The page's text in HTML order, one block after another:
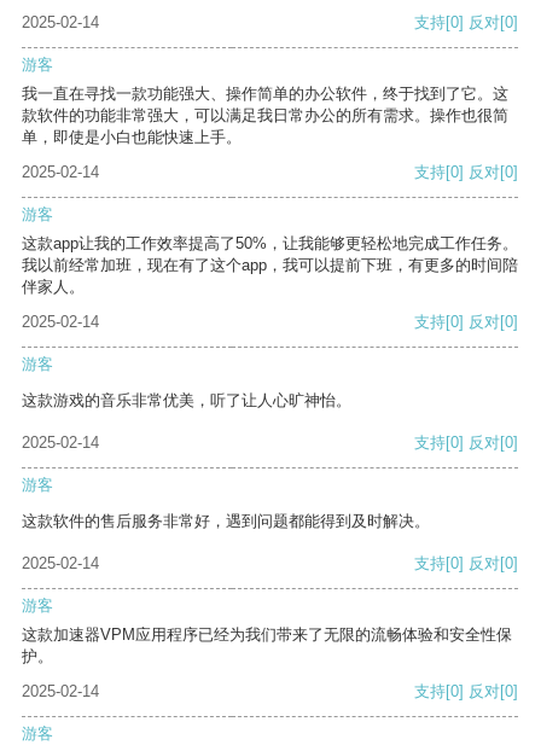
2025-02-14 支持[0] 反对[0]
游客
我一直在寻找一款功能强大、操作简单的办公软件，终于找到了它。这
款软件的功能非常强大，可以满足我日常办公的所有需求。操作也很简
单，即使是小白也能快速上手。
2025-02-14
支持[0] 反对[0]
游客
这款app让我的工作效率提高了50%，让我能够更轻松地完成工作任务。
我以前经常加班，现在有了这个app，我可以提前下班，有更多的时间陪
伴家人。
2025-02-14
支持[0] 反对[0]
游客
这款游戏的音乐非常优美，听了让人心旷神怡。
2025-02-14 支持[0] 反对[0]
游客
这款软件的售后服务非常好，遇到问题都能得到及时解决。
2025-02-14 支持[0] 反对[0]
游客
这款加速器VPM应用程序已经为我们带来了无限的流畅体验和安全性保
护。
2025-02-14
支持[0] 反对[0]
游客